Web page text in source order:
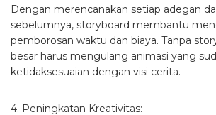
Dengan merencanakan setiap adegan
sebelumnya, storyboard membantu
pemborosan waktu dan biaya. Tanpa
besar harus mengulang animasi yang
ketidaksesuaian dengan visi cerita.
4. Peningkatan Kreativitas: